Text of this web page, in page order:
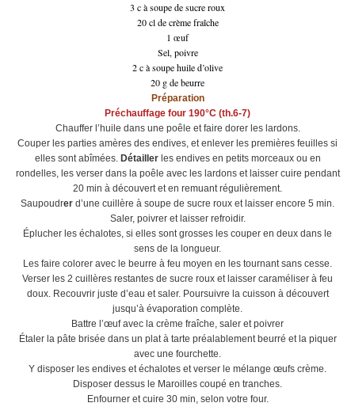
3 c à soupe de sucre roux
20 cl de crème fraîche
1 œuf
Sel, poivre
2 c à soupe huile d’olive
20 gde beurre
Préparation
Préchauffage four 190°C (th.6-7)
Chauffer l’huile dans une poêle et faire dorer les lardons.
Couper les parties amères des endives, et enlever les premières feuilles si
elles sont abîmées. Détaillerles endives en petits morceaux ou en
rondelles, les verser dans la poêle avec les lardons et laisser cuire pendant
20 min à découvert et en remuant régulièrement.
Saupoudrer d’une cuillère à soupe de sucre roux et laisser encore 5 min.
Saler, poivrer et laisser refroidir.
Éplucher les échalotes, si elles sont grosses les couper en deux dans le
sens de la longueur.
Les faire colorer avec le beurre à feu moyen en les tournant sans cesse.
Verser les 2 cuillères restantes de sucre roux et laisser caraméliser à feu
doux. Recouvrir juste d’eau et saler. Poursuivre la cuisson à découvert
jusqu’à évaporation complète.
Battre l’œuf avec la crème fraîche, saler et poivrer
Étaler la pâte brisée dans un plat à tarte préalablement beurré et la piquer
avec une fourchette.
Y disposer les endives et échalotes et verser le mélange œufs crème.
Disposer dessus le Maroilles coupé en tranches.
Enfourner et cuire 30 min, selon votre four.